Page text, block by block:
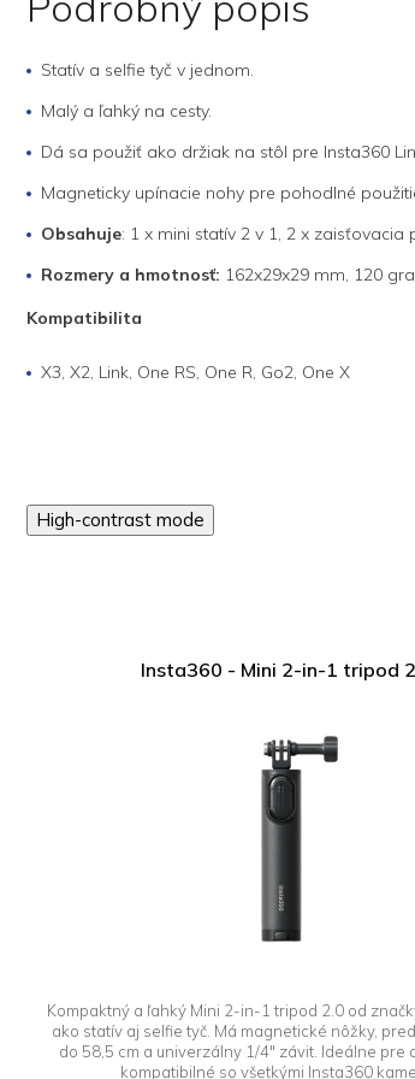
Statív a selfie tyč v jednom.
Malý a ľahký na cesty.
Dá sa použiť ako držiak na stôl pre Insta360
Magneticky upínacie nohy pre pohodlné
Obsahuje: 1 x mini statív 2 v 1, 2 x
Rozmery a hmotnosť: 162x29x29 mm, 120
Kompatibilita
X3, X2, Link, One RS, One R, Go2, One X
High-contrast mode
Insta360 - Mini 2-in-1 tripod
Kompaktný a ľahký Mini 2-in-1 tripod 2.0 od
ako statív aj selfie tyč. Má magnetické nôžky,
do 58,5 cm a univerzálny 1/4″ závit. Ideálne pre
kompatibilné so všetkými Insta360